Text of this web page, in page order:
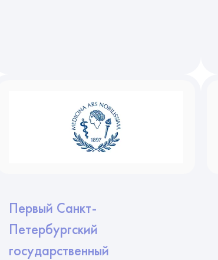
Первый Санкт-
Петербургский
государственный